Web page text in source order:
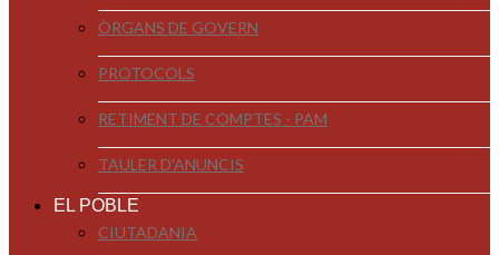
ÒRGANS DE GOVERN
PROTOCOLS
RETIMENT DE COMPTES - PAM
TAULER D'ANUNCIS
EL POBLE
CIUTADANIA